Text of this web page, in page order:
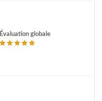
Évaluation globale